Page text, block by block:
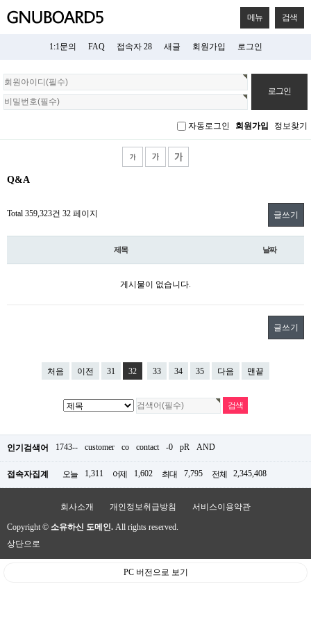
메뉴 검색
1:1문의 FAQ 접속자 28 새글 회원가입 로그인
회
원
로
자동로그인 회원가입 정보찾기
Q&A
Total 359,323건 32 페이지 글쓰기
제목 날짜
게시물이 없습니다.
글쓰기
처음 이전 31 32 33 34 35 다음 맨끝
인기검색어 1743-- customer co contact -0 pR AND
접속자집계 오늘 1,311 어제 1,602 최대 7,795 전체 2,345,408
회사소개 개인정보취급방침 서비스이용약관
Copyright © 소유하신 도메인. All rights reserved.
상단으로
PC 버전으로 보기